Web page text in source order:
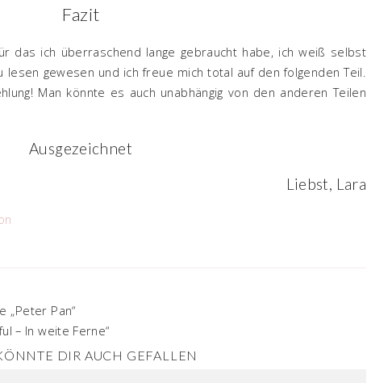
Fazit
das ich überraschend lange gebraucht habe, ich weiß selbst
lesen gewesen und ich freue mich total auf den folgenden Teil.
Man könnte es auch unabhängig von den anderen Teilen
Ausgezeichnet
Liebst, Lara
„Peter Pan“
– In weite Ferne“
DIR AUCH GEFALLEN